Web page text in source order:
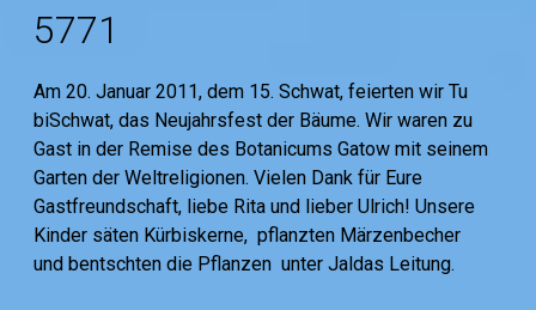
5771
Am 20. Januar 2011, dem 15. Schwat, feierten wir Tu
biSchwat, das Neujahrsfest der Bäume. Wir waren zu
Gast in der Remise des Botanicums Gatow mit seinem
Garten der Weltreligionen. Vielen Dank für Eure
Gastfreundschaft, liebe Rita und lieber Ulrich! Unsere
Kinder säten Kürbiskerne, pflanzten Märzenbecher
und bentschten die Pflanzen unter Jaldas Leitung.